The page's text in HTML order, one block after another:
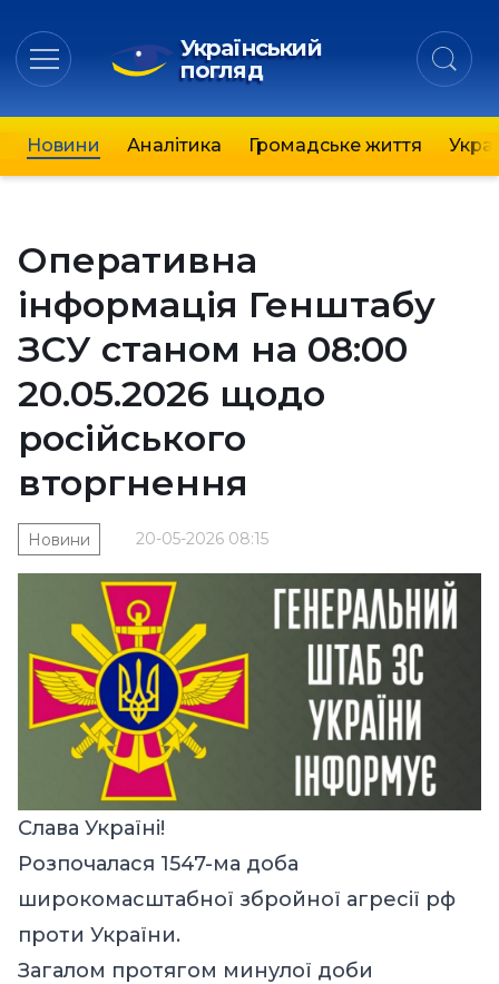
Український
погляд
Новини Аналітика Громадське життя
Оперативна
інформація Генштабу
ЗСУ станом на 08:00
20.05.2026 щодо
російського
вторгнення
20-05-2026 08:15
Новини
Слава Україні!
Розпочалася 1547-ма доба
широкомасштабної збройної агресії рф
проти України.
Загалом протягом минулої доби